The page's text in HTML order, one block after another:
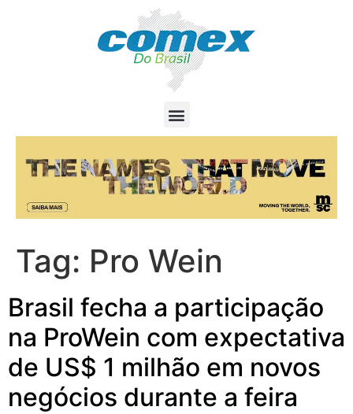
Tag: Pro Wein
Brasil fecha a participação
na ProWein com expectativa
de US$ 1 milhão em novos
negócios durante a feira